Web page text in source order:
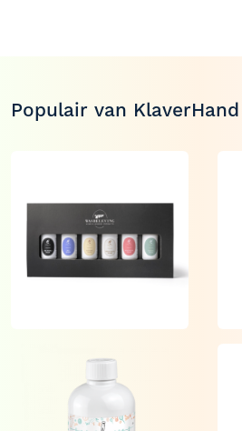
Populair van KlaverHand